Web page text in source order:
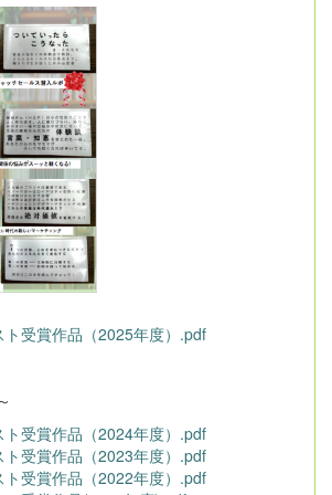
受賞作品（2025年度）.pdf
受賞作品（2024年度）.pdf
受賞作品（2023年度）.pdf
受賞作品（2022年度）.pdf